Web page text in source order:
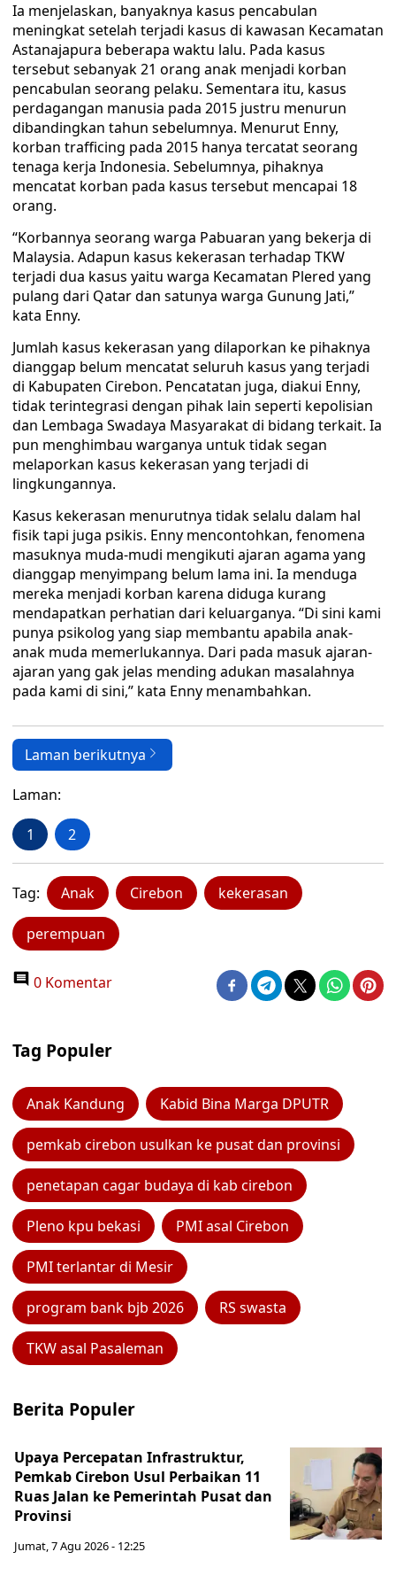
Ia menjelaskan, banyaknya kasus pencabulan
meningkat setelah terjadi kasus di kawasan Kecamatan
Astanajapura beberapa waktu lalu. Pada kasus
tersebut sebanyak 21 orang anak menjadi korban
pencabulan seorang pelaku. Sementara itu, kasus
perdagangan manusia pada 2015 justru menurun
dibandingkan tahun sebelumnya. Menurut Enny,
korban trafficing pada 2015 hanya tercatat seorang
tenaga kerja Indonesia. Sebelumnya, pihaknya
mencatat korban pada kasus tersebut mencapai 18
orang.
“Korbannya seorang warga Pabuaran yang bekerja di
Malaysia. Adapun kasus kekerasan terhadap TKW
terjadi dua kasus yaitu warga Kecamatan Plered yang
pulang dari Qatar dan satunya warga Gunung Jati,”
kata Enny.
Jumlah kasus kekerasan yang dilaporkan ke pihaknya
dianggap belum mencatat seluruh kasus yang terjadi
di Kabupaten Cirebon. Pencatatan juga, diakui Enny,
tidak terintegrasi dengan pihak lain seperti kepolisian
dan Lembaga Swadaya Masyarakat di bidang terkait. Ia
pun menghimbau warganya untuk tidak segan
melaporkan kasus kekerasan yang terjadi di
lingkungannya.
Kasus kekerasan menurutnya tidak selalu dalam hal
fisik tapi juga psikis. Enny mencontohkan, fenomena
masuknya muda-mudi mengikuti ajaran agama yang
dianggap menyimpang belum lama ini. Ia menduga
mereka menjadi korban karena diduga kurang
mendapatkan perhatian dari keluarganya. “Di sini kami
punya psikolog yang siap membantu apabila anak-
anak muda memerlukannya. Dari pada masuk ajaran-
ajaran yang gak jelas mending adukan masalahnya
pada kami di sini,” kata Enny menambahkan.
Laman berikutnya
Laman:
1 2
Tag: Anak Cirebon kekerasan
perempuan
0 Komentar
Tag Populer
Anak Kandung Kabid Bina Marga DPUTR
pemkab cirebon usulkan ke pusat dan provinsi
penetapan cagar budaya di kab cirebon
Pleno kpu bekasi PMI asal Cirebon
PMI terlantar di Mesir
program bank bjb 2026 RS swasta
TKW asal Pasaleman
Berita Populer
Upaya Percepatan Infrastruktur,
Pemkab Cirebon Usul Perbaikan 11
Ruas Jalan ke Pemerintah Pusat dan
Provinsi
Jumat, 7 Agu 2026 - 12:25